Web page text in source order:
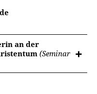
an der
(Seminar